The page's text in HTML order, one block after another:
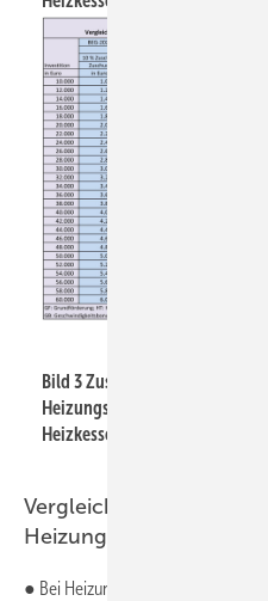
Bild 3 Zuschuss bei der BEG-
Heizungsmodernisierung auf
Heizkessels.
Vergleich für
Heizungs-Wärmepumpe
● Bei Heizungs-Wärmepumpen